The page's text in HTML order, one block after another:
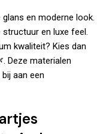
glans en moderne look.
structuur en luxe feel.
kwaliteit? Kies dan
Deze materialen
aan een